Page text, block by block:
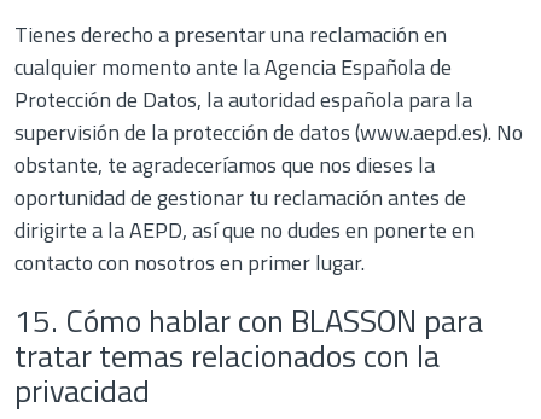
Tienes derecho a presentar una reclamación en
cualquier momento ante la Agencia Española de
Protección de Datos, la autoridad española para la
supervisión de la protección de datos (www.aepd.es). No
obstante, te agradeceríamos que nos dieses la
oportunidad de gestionar tu reclamación antes de
dirigirte a la AEPD, así que no dudes en ponerte en
contacto con nosotros en primer lugar.
15. Cómo hablar con BLASSON para
tratar temas relacionados con la
privacidad